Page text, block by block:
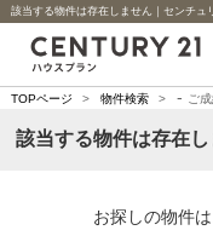
該当する物件は存在しません｜センチュ
TOPページ > 物件検索 > - ご
該当する物件は存在
お探しの物件